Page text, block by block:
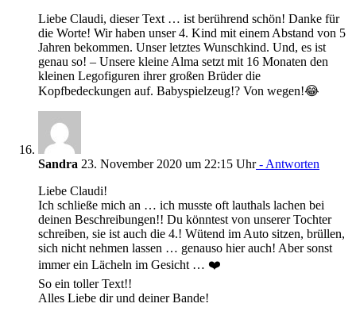
Liebe Claudi, dieser Text … ist berührend schön! Danke für
die Worte! Wir haben unser 4. Kind mit einem Abstand von 5
Jahren bekommen. Unser letztes Wunschkind. Und, es ist
genau so! – Unsere kleine Alma setzt mit 16 Monaten den
kleinen Legofiguren ihrer großen Brüder die
Kopfbedeckungen auf. Babyspielzeug!? Von wegen!😂
Sandra 23. November 2020 um 22:15 Uhr- Antworten
Liebe Claudi!
Ich schließe mich an … ich musste oft lauthals lachen bei
deinen Beschreibungen!! Du könntest von unserer Tochter
schreiben, sie ist auch die 4.! Wütend im Auto sitzen, brüllen,
sich nicht nehmen lassen … genauso hier auch! Aber sonst
immer ein Lächeln im Gesicht … ❤️
So ein toller Text!!
Alles Liebe dir und deiner Bande!